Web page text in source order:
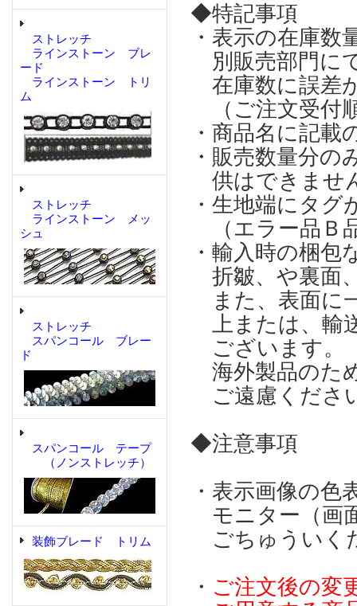
ストレッチ
ラインストーン ブレ
ード
ラインストーン トリ
ム
ストレッチ
ラインストーン メッ
シュ
ストレッチ
スパンコール ブレー
ド
スパンコール テープ
（ノンストレッチ）
装飾ブレード トリム
◆特記事項
・表示の在庫
別販売部門に
在庫数に誤差
（ご注文受付
・商品名に記
・販売数量分
供はできませ
・生地端にタ
（エラー品Ｂ
・輸入時の梱
折皺、や裏面
また、表面に
上または、輸
ございます。
海外製品のた
ご遠慮くださ
◆注意事項
・表示画像の
モニター（画
ごちゅういく
・ ご注文後の変